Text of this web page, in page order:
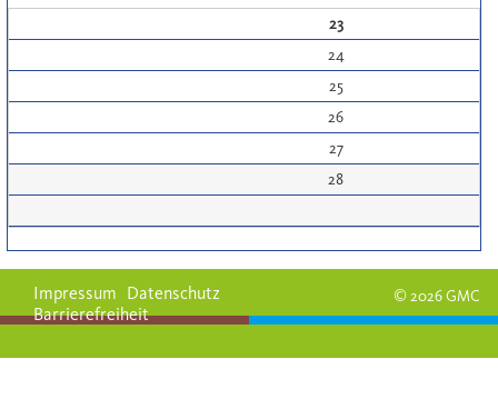
23
24
25
26
27
28
© 2026 GMC
Impressum Datenschutz
Barrierefreiheit